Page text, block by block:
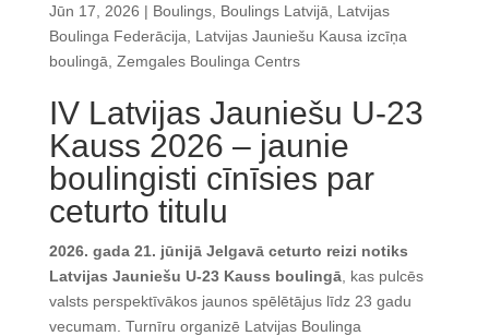
Jūn 17, 2026 | Boulings, Boulings Latvijā
Latvijas
Boulinga Federācija
Latvijas Jauniešu Kausa izcīņa
boulingā Zemgales Boulinga Centrs
IV Latvijas Jauniešu U-23
Kauss 2026 – jaunie
boulingisti cīnīsies par
ceturto titulu
2026. gada 21. jūnijā Jelgavā ceturto reizi notiks
Latvijas Jauniešu U-23 Kauss boulingā, kas pulcēs
valsts perspektīvākos jaunos spēlētājus līdz 23 gadu
vecumam. Turnīru organizē Latvijas Boulinga